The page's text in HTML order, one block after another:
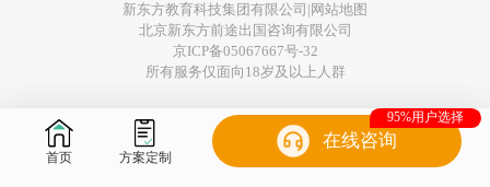
签证适用于参加学校或大学的交换生项目的学生。
5. 留学生监护人签证（Guardian Visa）：这种签证
适用于陪同未成年留学生在新西兰的家长或监护人。
新东方教育科技集团有限公司| 网站地图
北京新东方前途出国咨询有限公司
京ICP备05067667号-32
所有服务仅面向18岁及以上人群
首页 方案定制
在线咨询
95%用户选择